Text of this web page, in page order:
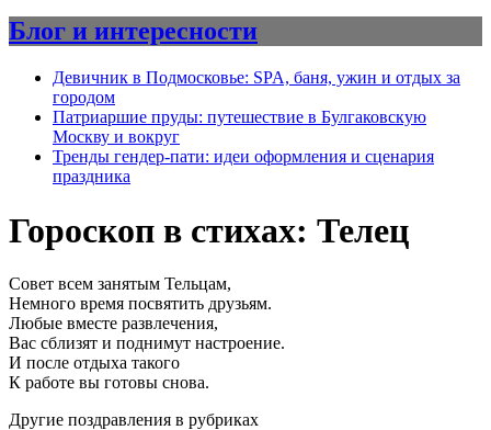
Блог и интересности
Девичник в Подмосковье: SPA, баня, ужин и отдых за
городом
Патриаршие пруды: путешествие в Булгаковскую
Москву и вокруг
Тренды гендер-пати: идеи оформления и сценария
праздника
Гороскоп в стихах: Телец
Совет всем занятым Тельцам,
Немного время посвятить друзьям.
Любые вместе развлечения,
Вас сблизят и поднимут настроение.
И после отдыха такого
К работе вы готовы снова.
Другие поздравления в рубриках